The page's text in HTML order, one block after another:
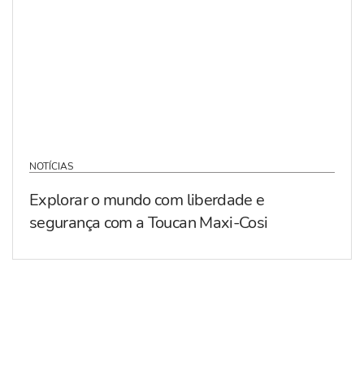
NOTÍCIAS
Explorar o mundo com liberdade e
segurança com a Toucan Maxi-Cosi